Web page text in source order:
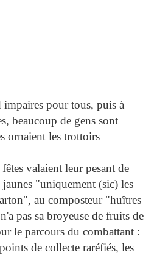
impaires pour tous, puis à
beaucoup de gens sont
ornaient les trottoirs
valaient leur pesant de
jaunes "uniquement (sic) les
au composteur "huîtres
pas sa broyeuse de fruits de
le parcours du combattant :
de collecte raréfiés, les